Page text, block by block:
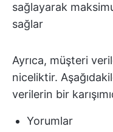
sağlayarak
sağlar
Ayrıca, müşteri
niceliktir.
verilerin bir
Yorumlar